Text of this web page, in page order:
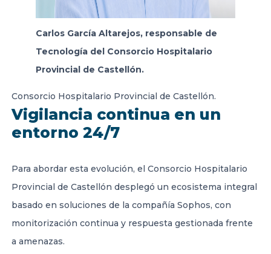
Carlos García Altarejos, responsable de
Tecnología del Consorcio Hospitalario
Provincial de Castellón.
Consorcio Hospitalario Provincial de Castellón.
Vigilancia continua en un
entorno 24/7
Para abordar esta evolución, el Consorcio Hospitalario
Provincial de Castellón desplegó un ecosistema integral
basado en soluciones de la compañía Sophos, con
monitorización continua y respuesta gestionada frente
a amenazas.